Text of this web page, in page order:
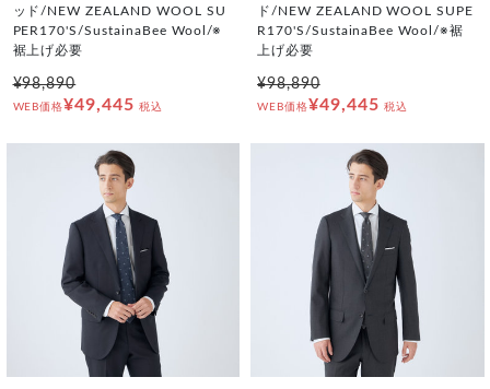
ッド/NEW ZEALAND WOOL SU
PER170'S/SustainaBee Wool/※
裾上げ必要
¥98,890
WEB価格¥49,445 税込
ド/NEW ZEALAND WOOL SUPE
R170'S/SustainaBee Wool/※裾
上げ必要
¥98,890
WEB価格¥49,445 税込